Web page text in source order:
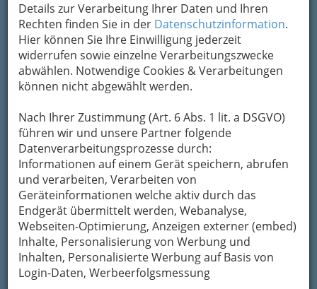
Details zur Verarbeitung Ihrer Daten und Ihren
Rechten finden Sie in der Datenschutzinformation.
Hier können Sie Ihre Einwilligung jederzeit
widerrufen sowie einzelne Verarbeitungszwecke
abwählen. Notwendige Cookies & Verarbeitungen
können nicht abgewählt werden.
Nach Ihrer Zustimmung (Art. 6 Abs. 1 lit. a DSGVO)
führen wir und unsere Partner folgende
Datenverarbeitungsprozesse durch:
Informationen auf einem Gerät speichern, abrufen
und verarbeiten, Verarbeiten von
Geräteinformationen welche aktiv durch das
Endgerät übermittelt werden, Webanalyse,
Webseiten-Optimierung, Anzeigen externer (embed)
Inhalte, Personalisierung von Werbung und
Inhalten, Personalisierte Werbung auf Basis von
Login-Daten, Werbeerfolgsmessung
‚Alles Liebe‘ - Ursula Strauss mit dem Duo BartolomeyBittmann
im Orpheum Graz - 001
Vergrößern
Alles Liebe
Orpheum Graz
Ursula Strauss mit dem Duo
BartolomeyBittmann
„‚ALLES LIEBE’- ein Titel, den man wörtlich
nehmen darf. Im neuen Programm, dasUrsula
Strauss gemeinsam mit dem
BartolomeyBittmanpräsentiert, dreht sich alles
um dieses Thema. Die Liebe in ihren vielen